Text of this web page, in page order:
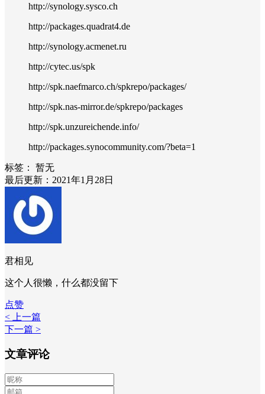
http://synology.sysco.ch
http://packages.quadrat4.de
http://synology.acmenet.ru
http://cytec.us/spk
http://spk.naefmarco.ch/spkrepo/packages/
http://spk.nas-mirror.de/spkrepo/packages
http://spk.unzureichende.info/
http://packages.synocommunity.com/?beta=1
标签：
暂无
最后更新：2021年1月28日
君相见
这个人很懒，什么都没留下
点赞
< 上一篇
下一篇 >
文章评论